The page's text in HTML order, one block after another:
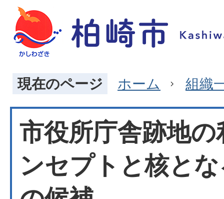
現在のページ ホーム 組織
市役所庁舎跡地
ンセプトと核と